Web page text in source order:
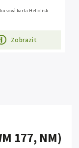
Zobrazit
kusová karta Heliolisk.
177, NM)